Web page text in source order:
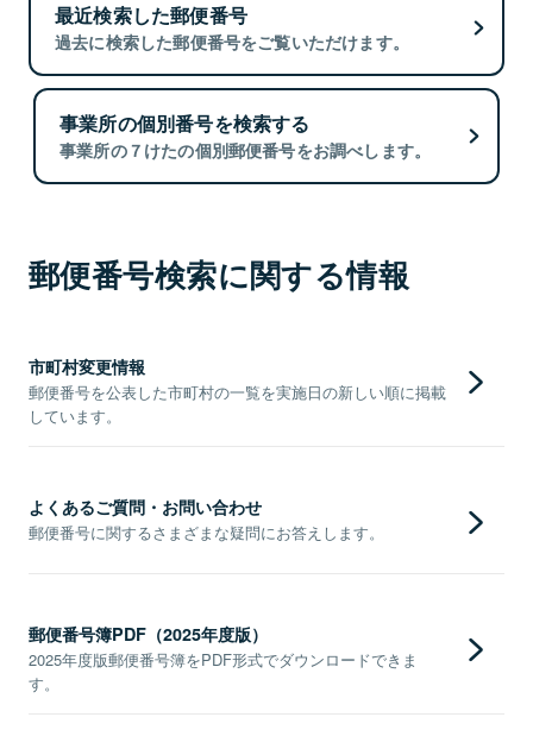
最近検索した郵便番号
過去に検索した郵便番号をご覧いただけます。
事業所の個別番号を検索する
事業所の７けたの個別郵便番号をお調べします。
郵便番号検索に関する情報
市町村変更情報
郵便番号を公表した市町村の一覧を実施日の新しい順に掲載
しています。
よくあるご質問・お問い合わせ
郵便番号に関するさまざまな疑問にお答えします。
郵便番号簿PDF（2025年度版）
2025年度版郵便番号簿をPDF形式でダウンロードできま
す。